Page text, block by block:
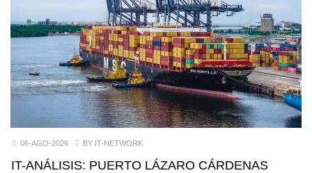
06-AGO-2026 BY IT-NETWORK
IT-ANÁLISIS: PUERTO LÁZARO CÁRDENAS